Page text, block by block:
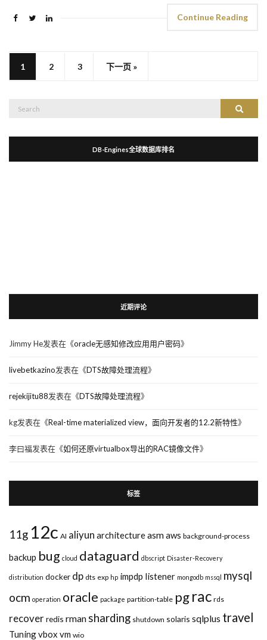
Continue Reading
1 2 3 下一页 »
Search
DB-Engines全球数据库排名
近期评论
Jimmy He发表在《oracle无感知修改应用用户密码》
livebetkazino发表在《DTS故障处理流程》
rejekijitu88发表在《DTS故障处理流程》
kg发表在《Real-time materialized view，面向开发者的12.2新特性》
李曰福发表在《如何还原virtualbox导出的RAC镜像文件》
标签
11g 12c AI aliyun architectureasmaws background-process
backup bug cloud dataguard dbscript Disaster-Recovery
distribution docker dp dts exp hp impdp listener mongodb mssql mysql
ocm operation oracle package partition-table pgrac rds
recover redis rman sharding shutdown solaris sqlplus travel
Tuningvbox vm wio